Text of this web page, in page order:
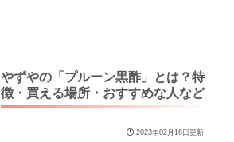
やずやの「プルーン黒酢」とは？特
徴・買える場所・おすすめな人など
2023年02月16日更新